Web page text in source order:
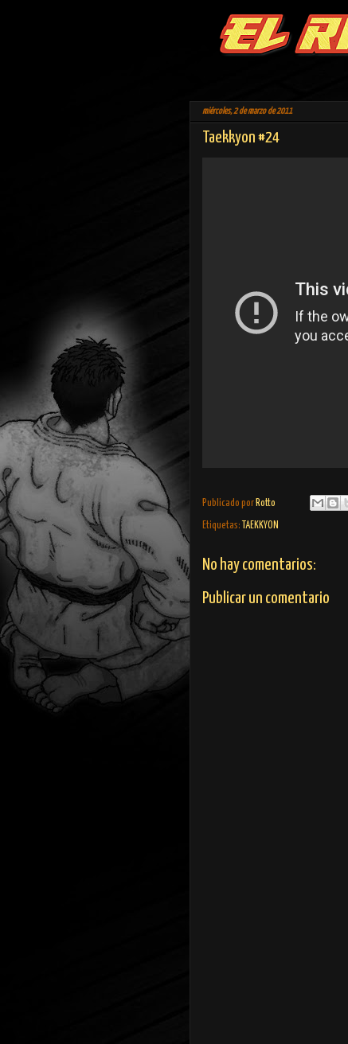
miércoles, 2 de marzo de 2011
Taekkyon #24
Publicado porRotto
Etiquetas: TAEKKYON
No hay comentarios:
Publicar un comentario